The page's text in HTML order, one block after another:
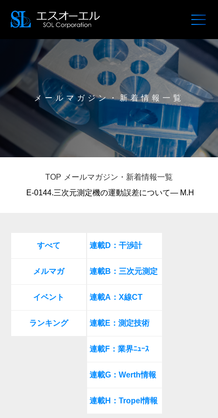
メールマガジン・新着情報一覧
TOP メールマガジン・新着情報一覧
E-0144.三次元測定機の運動誤差について— M.H
すべて
メルマガ
イベント
ランキング
連載D：干渉計
連載B：三次元測定
連載A：X線CT
連載E：測定技術
連載F：業界ﾆｭｰｽ
連載G：Werth情報
連載H：Tropel情報